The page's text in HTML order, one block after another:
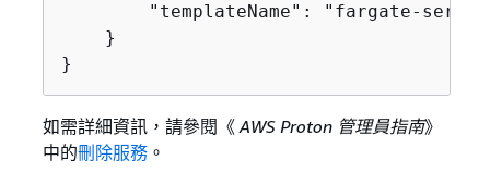
"templateName": "fargate-
    }
}
如需詳細資訊，請參閱《AWS Proton 管理員指南》
中的刪除服務。